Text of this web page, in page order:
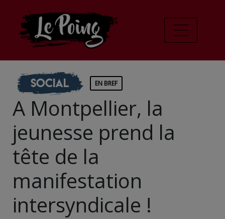
Social EN BREF
A Montpellier, la
jeunesse prend la
tête de la
manifestation
intersyndicale !